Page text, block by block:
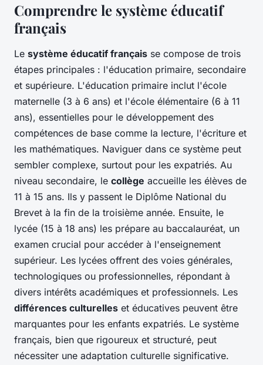
Comprendre le système éducatif
français
Le système éducatif français se compose de trois
étapes principales : l'éducation primaire, secondaire
et supérieure. L'éducation primaire inclut l'école
maternelle (3 à 6 ans) et l'école élémentaire (6 à 11
ans), essentielles pour le développement des
compétences de base comme la lecture, l'écriture et
les mathématiques. Naviguer dans ce système peut
sembler complexe, surtout pour les expatriés. Au
niveau secondaire, le collège accueille les élèves de
11 à 15 ans. Ils y passent le Diplôme National du
Brevet à la fin de la troisième année. Ensuite, le
lycée (15 à 18 ans) les prépare au baccalauréat, un
examen crucial pour accéder à l'enseignement
supérieur. Les lycées offrent des voies générales,
technologiques ou professionnelles, répondant à
divers intérêts académiques et professionnels. Les
différences culturelles et éducatives peuvent être
marquantes pour les enfants expatriés. Le système
français, bien que rigoureux et structuré, peut
nécessiter une adaptation culturelle significative.